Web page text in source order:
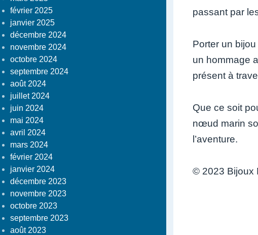
février 2025
janvier 2025
décembre 2024
novembre 2024
octobre 2024
septembre 2024
août 2024
juillet 2024
juin 2024
mai 2024
avril 2024
mars 2024
février 2024
janvier 2024
décembre 2023
novembre 2023
octobre 2023
septembre 2023
août 2023
passant par
Porter un
un hommage
présent à
Que ce soit
nœud marin
l’aventure.
© 2023 Bijoux